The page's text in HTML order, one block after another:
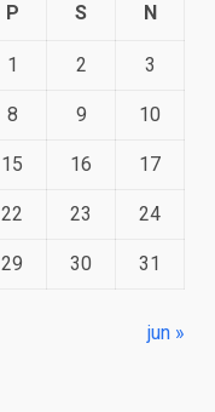
P S N
1 2 3
8 9 10
15 16 17
22 23 24
29 30 31
jun »